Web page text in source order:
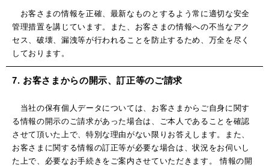
お客さまの情報を正確、最新なものとするよう常に適切な安全
管理措置を講じています。また、お客さまの情報への不当なアク
セス、破壊、漏洩等が行われることを防止するため、万全を尽く
しております。
7. お客さまからの開示、訂正等のご請求
当社の保有個人データについては、お客さまからご自身に関す
る情報の開示のご請求があった場合は、ご本人であることを確認
させて頂いた上で、特別な理由がない限りお答えします。また、
お客さまに関する情報の訂正等が必要な場合は、状況をお伺いし
た上で、必要なお手続きをご案内させていただきます。 情報の開